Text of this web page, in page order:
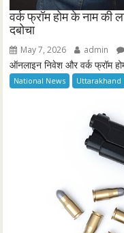
वर्क फ्रॉम होम के नाम की
दबोचा
May 7, 2026 admin
ऑनलाइन निवेश और वर्क फ्रॉम
National News Uttarakhand